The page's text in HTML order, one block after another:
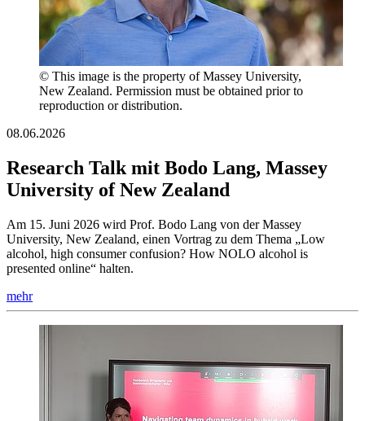
© This image is the property of Massey University,
New Zealand. Permission must be obtained prior to
reproduction or distribution.
08.06.2026
Research Talk mit Bodo Lang, Massey
University of New Zealand
Am 15. Juni 2026 wird Prof. Bodo Lang von der Massey
University, New Zealand, einen Vortrag zu dem Thema „Low
alcohol, high consumer confusion? How NOLO alcohol is
presented online“ halten.
mehr